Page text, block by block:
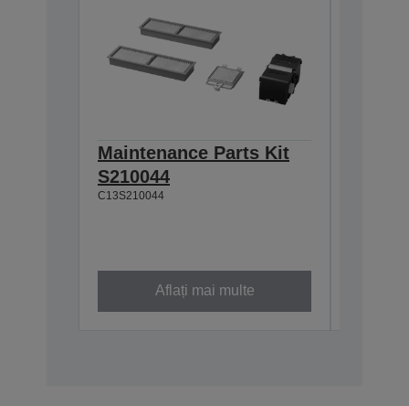
Maintenance Parts Kit
S210044
C13S210044
Aflați mai multe